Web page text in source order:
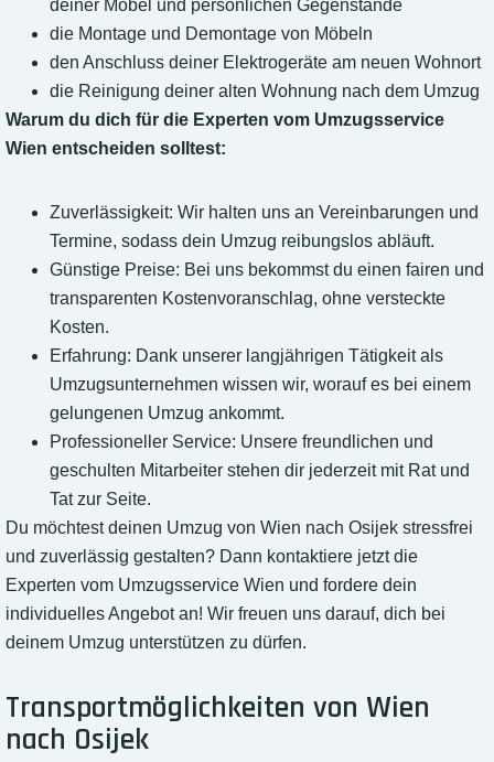
deiner Möbel und persönlichen Gegenstände
die Montage und Demontage von Möbeln
den Anschluss deiner Elektrogeräte am neuen Wohnort
die Reinigung deiner alten Wohnung nach dem Umzug
Warum du dich für die Experten vom Umzugsservice
Wien entscheiden solltest:
Zuverlässigkeit: Wir halten uns an Vereinbarungen und
Termine, sodass dein Umzug reibungslos abläuft.
Günstige Preise: Bei uns bekommst du einen fairen und
transparenten Kostenvoranschlag, ohne versteckte
Kosten.
Erfahrung: Dank unserer langjährigen Tätigkeit als
Umzugsunternehmen wissen wir, worauf es bei einem
gelungenen Umzug ankommt.
Professioneller Service: Unsere freundlichen und
geschulten Mitarbeiter stehen dir jederzeit mit Rat und
Tat zur Seite.
Du möchtest deinen Umzug von Wien nach Osijek stressfrei
und zuverlässig gestalten? Dann kontaktiere jetzt die
Experten vom Umzugsservice Wien und fordere dein
individuelles Angebot an! Wir freuen uns darauf, dich bei
deinem Umzug unterstützen zu dürfen.
Transportmöglichkeiten von Wien
nach Osijek